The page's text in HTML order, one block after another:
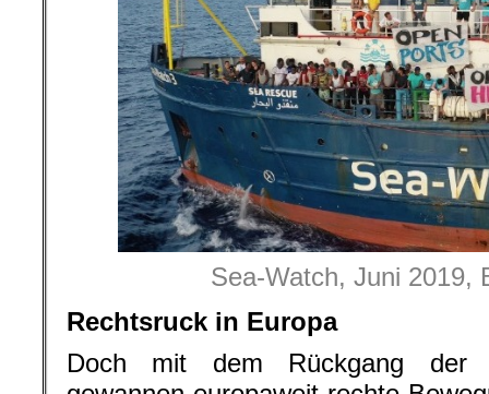
Sea-Watch, Juni 2019,
Rechtsruck in Europa
Doch mit dem Rückgang der